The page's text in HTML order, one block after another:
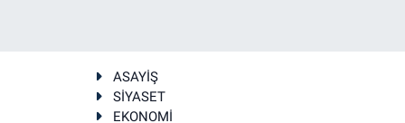
ASAYİŞ
SİYASET
EKONOMİ